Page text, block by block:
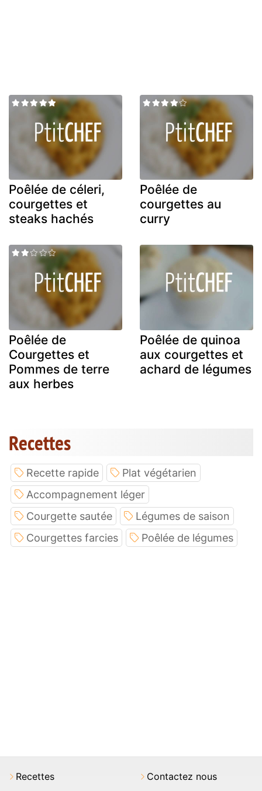
Poêlée de céleri,
courgettes et
steaks hachés
Poêlée de
courgettes au
curry
Poêlée de
Courgettes et
Pommes de terre
aux herbes
Poêlée de quinoa
aux courgettes et
achard de légumes
Recettes
Recette rapide
Plat végétarien
Accompagnement léger
Courgette sautée
Légumes de saison
Courgettes farcies
Poêlée de légumes
Recettes
Contactez nous